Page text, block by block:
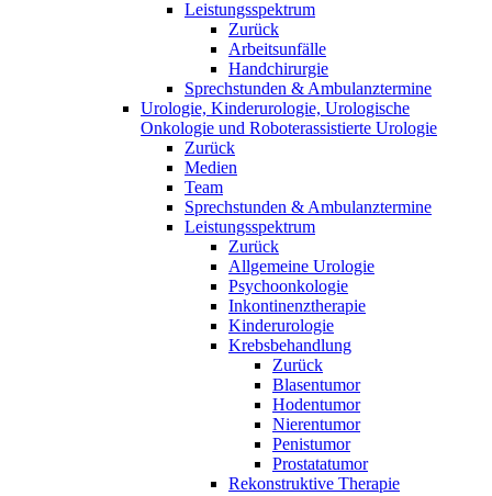
Leistungsspektrum
Zurück
Arbeitsunfälle
Handchirurgie
Sprechstunden & Ambulanztermine
Urologie, Kinderurologie, Urologische
Onkologie und Roboterassistierte Urologie
Zurück
Medien
Team
Sprechstunden & Ambulanztermine
Leistungsspektrum
Zurück
Allgemeine Urologie
Psychoonkologie
Inkontinenztherapie
Kinderurologie
Krebsbehandlung
Zurück
Blasentumor
Hodentumor
Nierentumor
Penistumor
Prostatatumor
Rekonstruktive Therapie